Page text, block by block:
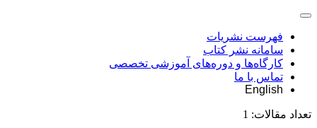
فهرست نشریات
سامانه نشر کتاب
کارگاه‌ها و دوره‌های آموزشی تخصصی
تماس با ما
English
تعداد مقالات: 1